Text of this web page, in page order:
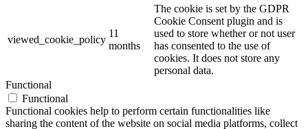
viewed_cookie_policy
11
months
The cookie is set by the GDPR
Cookie Consent plugin and is
used to store whether or not user
has consented to the use of
cookies. It does not store any
personal data.
Functional
Functional
Functional cookies help to perform certain functionalities like
sharing the content of the website on social media platforms, collect